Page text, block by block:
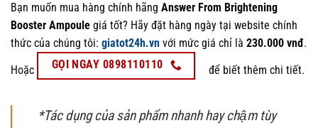
Bạn muốn mua hàng chính hãng Answer From Brightening
Booster Ampoule giá tốt? Hãy đặt hàng ngày tại website chính
thức của chúng tôi: giatot24h.vn với mức giá chỉ là 230.000 vnđ.
Hoặc GỌI NGAY 0898110110 để biết thêm chi tiết.
*Tác dụng của sản phẩm nhanh hay chậm tùy